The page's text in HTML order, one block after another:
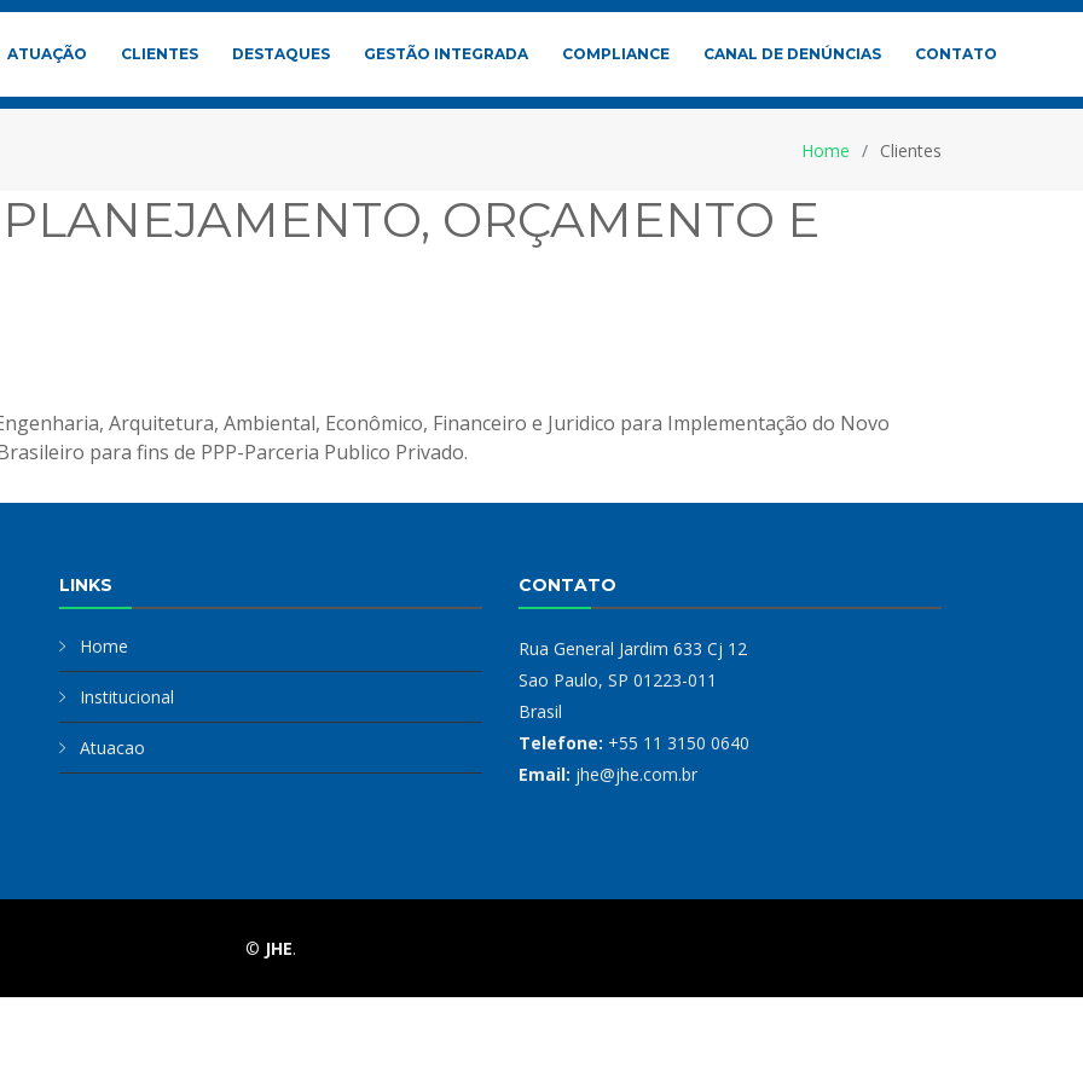
ATUAÇÃO CLIENTES DESTAQUES GESTÃO INTEGRADA COMPLIANCE CANAL DE DENÚNCIAS CONTATO
Home Clientes
ORÇAMENTO E
Arquitetura, Ambiental, Econômico, Financeiro e Juridico para Implementação do Novo
para fins de PPP-Parceria Publico Privado.
LINKS
Home
Institucional
Atuacao
CONTATO
Rua General Jardim 633 Cj 12
Sao Paulo, SP 01223-011
Brasil
Telefone: +55 11 3150 0640
Email: jhe@jhe.com.br
© JHE.